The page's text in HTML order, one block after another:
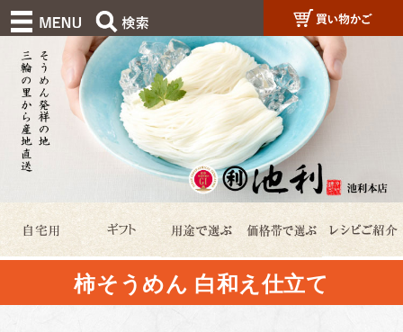
柿そうめん 白和え仕立て